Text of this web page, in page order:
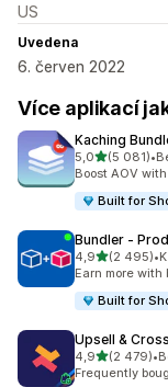
US
Uvedena
6. červen 2022
Více aplikací
Kaching
5,0z 5 hvězd
(5 081)
Celkový počet
•
Boost AOV
Built for
Bundler ‑
4,9z 5 hvězd
(2 495)
Celkový počet
•
Earn more
Built for
Upsell &
4,9z 5 hvězd
(2 479)
Celkový počet
•
Frequently